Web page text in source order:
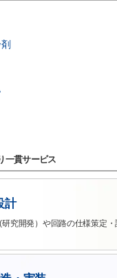
一貫サービス
計
究開発）や回路の仕様策定